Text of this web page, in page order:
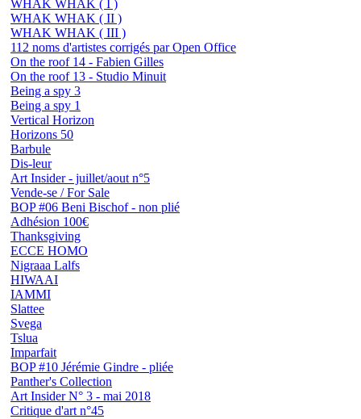
WHAK WHAK ( I )
WHAK WHAK ( II )
WHAK WHAK ( III )
112 noms d'artistes corrigés par Open Office
On the roof 14 - Fabien Gilles
On the roof 13 - Studio Minuit
Being a spy 3
Being a spy 1
Vertical Horizon
Horizons 50
Barbule
Dis-leur
Art Insider - juillet/aout n°5
Vende-se / For Sale
BOP #06 Beni Bischof - non plié
Adhésion 100€
Thanksgiving
ECCE HOMO
Nigraaa Lalfs
HIWAAI
IAMMI
Slattee
Svega
Tslua
Imparfait
BOP #10 Jérémie Gindre - pliée
Panther's Collection
Art Insider N° 3 - mai 2018
Critique d'art n°45